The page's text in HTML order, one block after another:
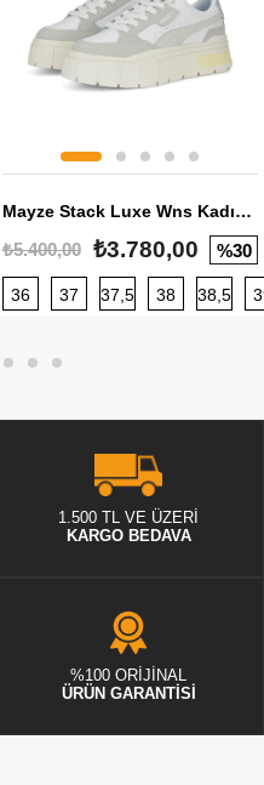
40 40,5 41 42 42,5
Mayze Stack Luxe Wns Kadın Sneaker
₺5.400,00 ₺3.780,00 %30
36 37 37,5 38 38,5
1.500 TL VE ÜZERİ
KARGO BEDAVA
%100 ORİJİNAL
ÜRÜN GARANTİSİ